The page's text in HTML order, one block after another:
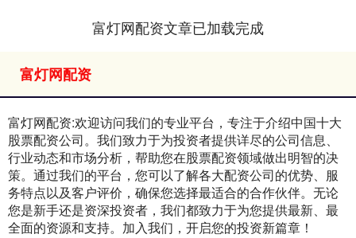
富灯网配资文章已加载完成
富灯网配资
富灯网配资:欢迎访问我们的专业平台，专注于介绍中国十大
股票配资公司。我们致力于为投资者提供详尽的公司信息、
行业动态和市场分析，帮助您在股票配资领域做出明智的决
策。通过我们的平台，您可以了解各大配资公司的优势、服
务特点以及客户评价，确保您选择最适合的合作伙伴。无论
您是新手还是资深投资者，我们都致力于为您提供最新、最
全面的资源和支持。加入我们，开启您的投资新篇章！